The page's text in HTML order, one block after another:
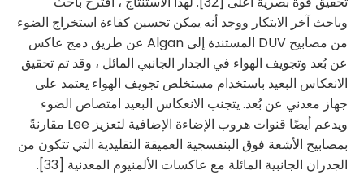
وباحث آخر الابتكار ووجد أنه يمكن تحسين كفاءة استخراج الضوء
من مصابيح DUV المستندة إلى Algan عن طريق دمج عاكس
عن بُعد وتجويف الهواء في الجدار الجانبي المائل ، وقد تم تحقيق
الانعكاس البعيد باستخدام مستخلص تجويف الهواء يعتمد على
جهاز معدني عن بُعد. يتجنب الانعكاس البعيد امتصاص الضوء
ويدعم أيضًا قنوات هروب الإضاءة الإضافية لتعزيز Lee مقارنةً
بمصابيح الأشعة فوق البنفسجية العميقة التقليدية التي تتكون من
الجدران الجانبية المائلة مع عاكسات الألمنيوم المعدنية [33].